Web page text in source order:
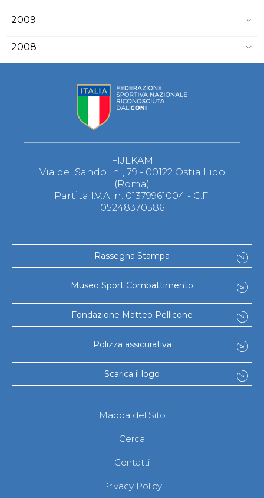
2009
2008
FIJLKAM
Via dei Sandolini, 79 - 00122 Ostia Lido
(Roma)
Partita I.V.A. n. 01379961004 - C.F.
05248370586
Rassegna Stampa
Museo Sport Combattimento
Fondazione Matteo Pellicone
Polizza assicurativa
Scarica il logo
Mappa del Sito
Cerca
Contatti
Privacy Policy